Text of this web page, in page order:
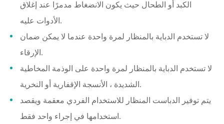
الكبد أو الطحال حيث يكون الانضغاط مدمرًا عند إغلاق
الأدوات عليه.
لا تستخدم الدباية بالمنظار لمرة واحدة عندما لا يمكن ضمان
الإرقاء.
لا تستخدم الدباية بالمنظار لمرة واحدة على الوذمة المخاطية
الشديدة ، الأنسجة الإقفارية أو النخرية.
يتم توفير الدباست المنظار للاستخدام الفردي معقمة ويقصد
استخدامها في إجراء واحد فقط.